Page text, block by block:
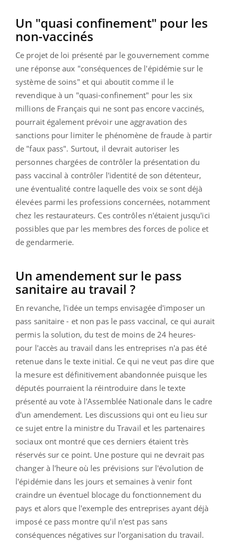
Un "quasi confinement" pour les
non-vaccinés
Ce projet de loi présenté par le gouvernement comme
une réponse aux "conséquences de l'épidémie sur le
système de soins" et qui aboutit comme il le
revendique à un "quasi-confinement" pour les six
millions de Français qui ne sont pas encore vaccinés,
pourrait également prévoir une aggravation des
sanctions pour limiter le phénomène de fraude à partir
de "faux pass". Surtout, il devrait autoriser les
personnes chargées de contrôler la présentation du
pass vaccinal à contrôler l'identité de son détenteur,
une éventualité contre laquelle des voix se sont déjà
élevées parmi les professions concernées, notamment
chez les restaurateurs. Ces contrôles n'étaient jusqu'ici
possibles que par les membres des forces de police et
de gendarmerie.
Un amendement sur le pass
sanitaire au travail ?
En revanche, l'idée un temps envisagée d'imposer un
pass sanitaire - et non pas le pass vaccinal, ce qui aurait
permis la solution, du test de moins de 24 heures-
pour l'accès au travail dans les entreprises n'a pas été
retenue dans le texte initial. Ce qui ne veut pas dire que
la mesure est définitivement abandonnée puisque les
députés pourraient la réintroduire dans le texte
présenté au vote à l'Assemblée Nationale dans le cadre
d'un amendement. Les discussions qui ont eu lieu sur
ce sujet entre la ministre du Travail et les partenaires
sociaux ont montré que ces derniers étaient très
réservés sur ce point. Une posture qui ne devrait pas
changer à l'heure où les prévisions sur l'évolution de
l'épidémie dans les jours et semaines à venir font
craindre un éventuel blocage du fonctionnement du
pays et alors que l'exemple des entreprises ayant déjà
imposé ce pass montre qu'il n'est pas sans
conséquences négatives sur l'organisation du travail.